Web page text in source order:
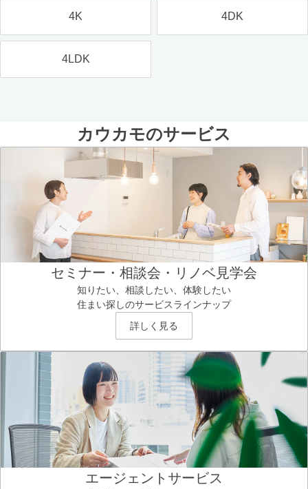
4K 4DK
4LDK
カウカモのサービス
セミナー・相談会・リノベ見学会
知りたい、相談したい、体験したい
住まい探しのサービスラインナップ
詳しく見る
エージェントサービス